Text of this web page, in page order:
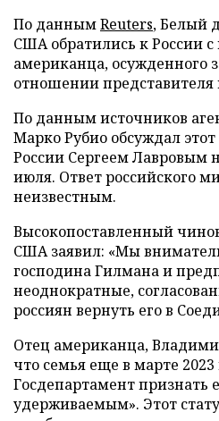
По даннымReuters, Белый
США обратились к России
американца, осужденного
отношении представителя
По данным источников
Марко Рубио обсуждал
России Сергеем Лавровым
июля. Ответ российского
неизвестным.
Высокопоставленный
США заявил: «Мы
господина Гилмана и
неоднократные,
россиян вернуть его в
Отец американца,
что семья еще в марте
Госдепартамент признать
удерживаемым». Этот